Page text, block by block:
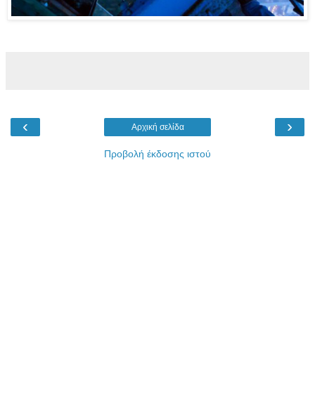
‹ ›
Αρχική σελίδα
Προβολή έκδοσης ιστού